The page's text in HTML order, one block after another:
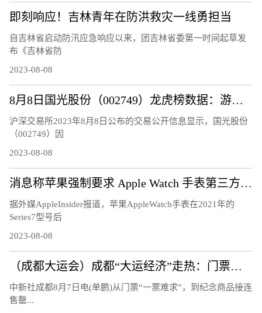
即刻响应！吉林青年在防洪救灾一线勇担当
自吉林省启动防汛应急响应以来，团吉林省委第一时间起草发
布《吉林省防
2023-08-08
8月8日国光股份（002749）龙虎榜数据：游资量化打板上榜
沪深交易所2023年8月8日公布的交易公开信息显示，国光股份
（002749）因
2023-08-08
消息称苹果强制要求 Apple Watch 手表第三方充电器换用官方快充模块
据外媒AppleInsider报道，苹果AppleWatch手表在2021年的
Series7型号后
2023-08-08
（成都大运会）成都“大运经济”走热：门票周边热销 “溢出效应”显著
中新社成都8月7日电(单鹏)从门票“一票难求”，到纪念商品接连
售罄...